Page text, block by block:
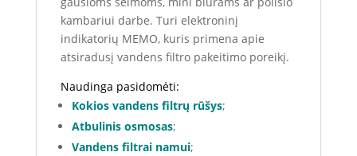
kambariui darbe. Turi elektroninį
indikatorių MEMO, kuris primena apie
atsiradusį vandens filtro pakeitimo poreikį.
Naudinga pasidomėti:
Kokios vandens filtrų rūšys;
Atbulinis osmosas;
Vandens filtrai namui;